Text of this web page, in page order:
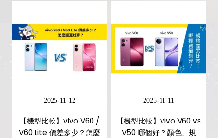
2025-11-12
【機型比較】vivo V60 /
V60 Lite 價差多少？怎麼
2025-11-11
【機型比較】vivo V60 vs
V50 哪個好？顏色、規